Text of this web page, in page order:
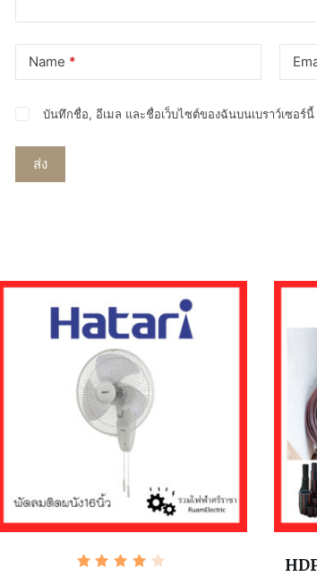
Name *
บันทึกชื่อ, อีเมล และชื่อเว็บไซต์ของฉันบนเบราว์เซอร์
ส่ง